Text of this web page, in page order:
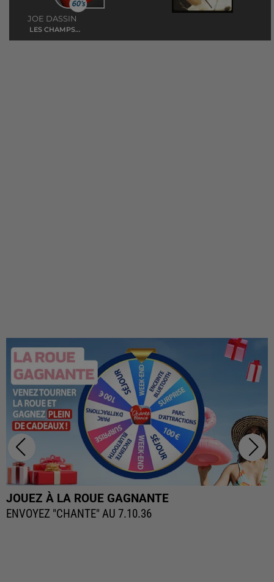
JOE DASSIN
LES CHAMPS
ELYSEES
JOUEZ À LA ROUE GAGNANTE
ENVOYEZ "CHANTE" AU 7.10.36